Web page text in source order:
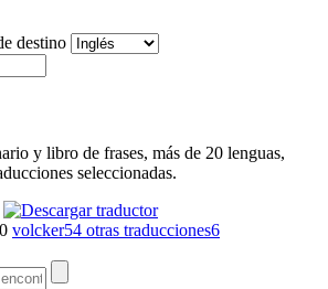
destino
y libro de frases, más de 20 lenguas,
seleccionadas.
volcker54 otras traducciones6